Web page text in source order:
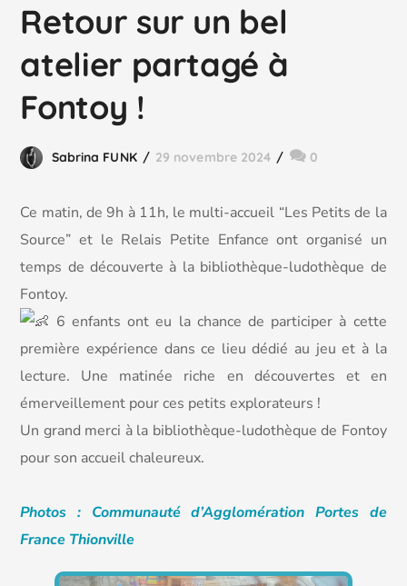
Retour sur un bel
atelier partagé à
Fontoy !
Sabrina FUNK 29 novembre 2024 0
Ce matin, de 9h à 11h, le multi-accueil “Les Petits de la
Source” et le Relais Petite Enfance ont organisé un
temps de découverte à la bibliothèque-ludothèque de
Fontoy.
6 enfants ont eu la chance de participer à cette
première expérience dans ce lieu dédié au jeu et à la
lecture. Une matinée riche en découvertes et en
émerveillement pour ces petits explorateurs !
Un grand merci à la bibliothèque-ludothèque de Fontoy
pour son accueil chaleureux.
Photos : Communauté d’Agglomération Portes de
France Thionville